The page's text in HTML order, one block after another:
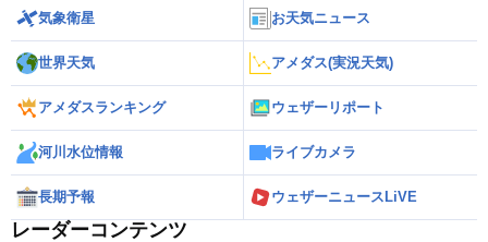
気象衛星 お天気ニュース
世界天気 アメダス(実況天気)
アメダスランキング ウェザーリポート
河川水位情報 ライブカメラ
長期予報 ウェザーニュースLiVE
レーダーコンテンツ